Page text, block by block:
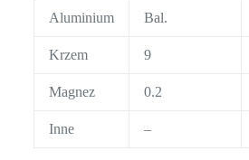
Aluminium Bal.
Krzem 9
Magnez 0.2
Inne –